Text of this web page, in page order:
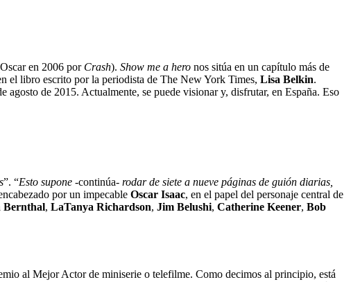
en 2006 por Crash). Show me a hero nos sitúa en un capítulo más de
el libro escrito por la periodista de The New York Times, Lisa Belkin.
de 2015. Actualmente, se puede visionar y, disfrutar, en España. Eso
”. “Esto supone -continúa- rodar de siete a nueve páginas de guión diarias,
por un impecable Oscar Isaac, en el papel del personaje central de
Bernthal, LaTanya Richardson, Jim Belushi, Catherine Keener, Bob
al Mejor Actor de miniserie o telefilme. Como decimos al principio, está